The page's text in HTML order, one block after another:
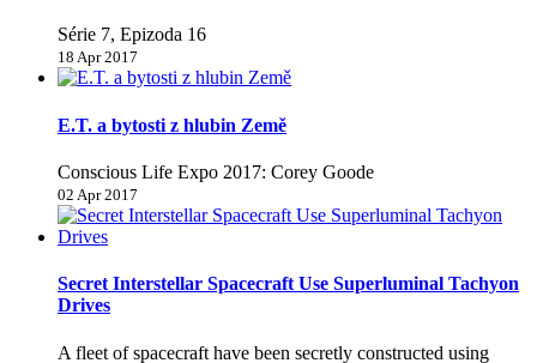
Série 7, Epizoda 16
18 Apr 2017
E.T. a bytosti z hlubin Země
Conscious Life Expo 2017: Corey Goode
02 Apr 2017
Secret Interstellar Spacecraft Use Superluminal Tachyon
Drives
A fleet of spacecraft have been secretly constructed using